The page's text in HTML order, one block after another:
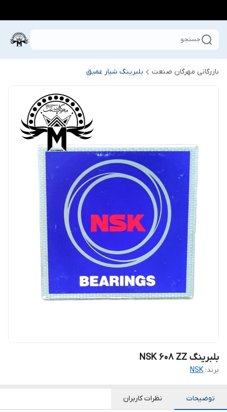
جستجو
بازرگانی مهرگان صنعت بلبرینگ شیار عمیق
بلبرینگ NSK 608 ZZ
برند: NSK
توضیحات نظرات کاربران